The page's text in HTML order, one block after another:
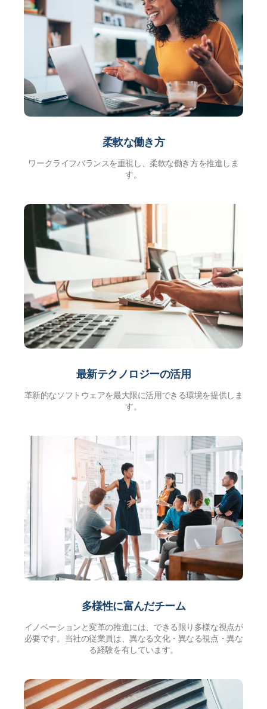
柔軟な働き方
ワークライフバランスを重視し、柔軟な働き方を推進しま
す。
最新テクノロジーの活用
革新的なソフトウェアを最大限に活用できる環境を提供しま
す。
多様性に富んだチーム
イノベーションと変革の推進には、できる限り多様な視点が
必要です。当社の従業員は、異なる文化・異なる視点・異な
る経験を有しています。